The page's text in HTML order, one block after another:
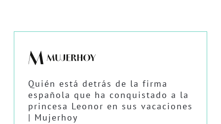
Quién está detrás de la firma
española que ha conquistado a la
princesa Leonor en sus vacaciones
| Mujerhoy